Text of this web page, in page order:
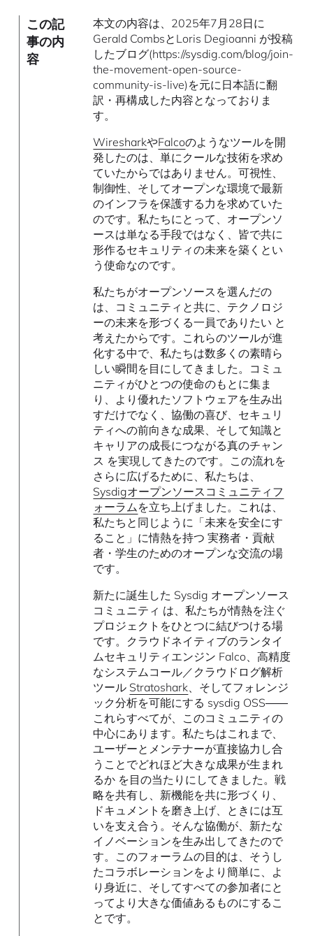
この記
事の内
容
本文の内容は、2025年7月28日に
Gerald CombsとLoris Degioanni が投稿
したブログ(https://sysdig.com/blog/join-
the-movement-open-source-
community-is-live)を元に日本語に翻
訳・再構成した内容となっておりま
す。
WiresharkやFalcoのようなツールを開
発したのは、単にクールな技術を求め
ていたからではありません。可視性、
制御性、そしてオープンな環境で最新
のインフラを保護する力を求めていた
のです。私たちにとって、オープンソ
ースは単なる手段ではなく、皆で共に
形作るセキュリティの未来を築くとい
う使命なのです。
私たちがオープンソースを選んだの
は、コミュニティと共に、テクノロジ
ーの未来を形づくる一員でありたい と
考えたからです。これらのツールが進
化する中で、私たちは数多くの素晴ら
しい瞬間を目にしてきました。コミュ
ニティがひとつの使命のもとに集ま
り、より優れたソフトウェアを生み出
すだけでなく、協働の喜び、セキュリ
ティへの前向きな成果、そして知識と
キャリアの成長につながる真のチャン
ス を実現してきたのです。この流れを
さらに広げるために、私たちは、
Sysdigオープンソースコミュニティフ
ォーラム を立ち上げました。これは、
私たちと同じように「未来を安全にす
ること」に情熱を持つ 実務者・貢献
者・学生のためのオープンな交流の場
です。
新たに誕生した Sysdig オープンソース
コミュニティ は、私たちが情熱を注ぐ
プロジェクトをひとつに結びつける場
です。クラウドネイティブのランタイ
ムセキュリティエンジン Falco、高精度
なシステムコール／クラウドログ解析
ツール Stratoshark 、そしてフォレンジ
ック分析を可能にする sysdig OSS――
これらすべてが、このコミュニティの
中心にあります。私たちはこれまで、
ユーザーとメンテナーが直接協力し合
うことでどれほど大きな成果が生まれ
るか を目の当たりにしてきました。戦
略を共有し、新機能を共に形づくり、
ドキュメントを磨き上げ、ときには互
いを支え合う。そんな協働が、新たな
イノベーションを生み出してきたので
す。このフォーラムの目的は、そうし
たコラボレーションをより簡単に、よ
り身近に、そしてすべての参加者にと
ってより大きな価値あるものにするこ
とです。